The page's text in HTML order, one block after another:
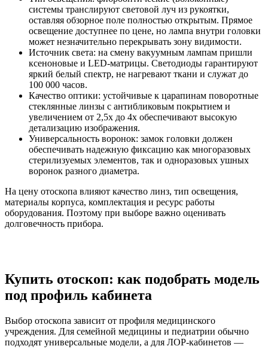
системы транслируют световой луч из рукоятки,
оставляя обзорное поле полностью открытым. Прямое
освещение доступнее по цене, но лампа внутри головки
может незначительно перекрывать зону видимости.
Источник света: на смену вакуумным лампам пришли
ксеноновые и LED-матрицы. Светодиоды гарантируют
яркий белый спектр, не нагревают ткани и служат до
100 000 часов.
Качество оптики: устойчивые к царапинам поворотные
стеклянные линзы с антибликовым покрытием и
увеличением от 2,5х до 4х обеспечивают высокую
детализацию изображения.
Универсальность воронок: замок головки должен
обеспечивать надежную фиксацию как многоразовых
стерилизуемых элементов, так и одноразовых ушных
воронок разного диаметра.
На цену отоскопа влияют качество линз, тип освещения,
материалы корпуса, комплектация и ресурс работы
оборудования. Поэтому при выборе важно оценивать
долговечность прибора.
Купить отоскоп: как подобрать модель
под профиль кабинета
Выбор отоскопа зависит от профиля медицинского
учреждения. Для семейной медицины и педиатрии обычно
подходят универсальные модели, а для ЛОР-кабинетов —